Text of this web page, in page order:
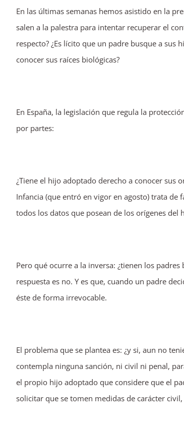
imagen
más
grande
En las últimas semanas hemos asistido en la
salen a la palestra para intentar recuperar el
respecto? ¿Es lícito que un padre busque a
conocer sus raíces biológicas?
En España, la legislación que regula la
por partes:
¿Tiene el hijo adoptado derecho a conocer sus
Infancia (que entró en vigor en agosto) trata de
todos los datos que posean de los orígenes
Pero qué ocurre a la inversa: ¿tienen los
respuesta es no. Y es que, cuando un padre
éste de forma irrevocable.
El problema que se plantea es: ¿y si, aun no
contempla ninguna sanción, ni civil ni penal,
el propio hijo adoptado que considere que el
solicitar que se tomen medidas de carácter